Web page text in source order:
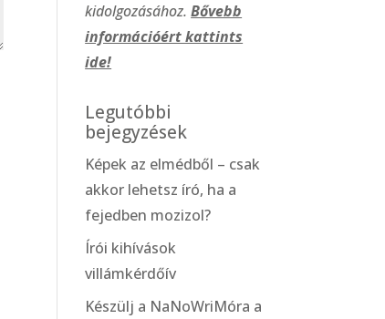
kidolgozásához.Bővebb
információért kattints
ide!
Legutóbbi
bejegyzések
Képek az elmédből – csak
akkor lehetsz író, ha a
fejedben mozizol?
Írói kihívások
villámkérdőív
Készülj a NaNoWriMóra a